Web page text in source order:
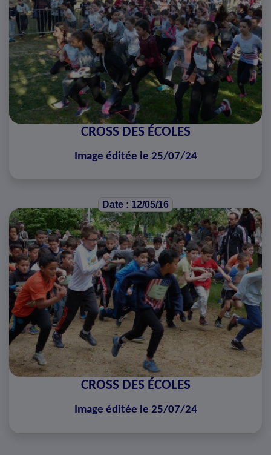
CROSS DES ÉCOLES
Image éditée le 25/07/24
Date : 12/05/16
CROSS DES ÉCOLES
Image éditée le 25/07/24